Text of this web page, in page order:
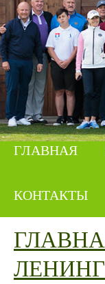
ГЛАВНАЯ
КОНТАКТЫ